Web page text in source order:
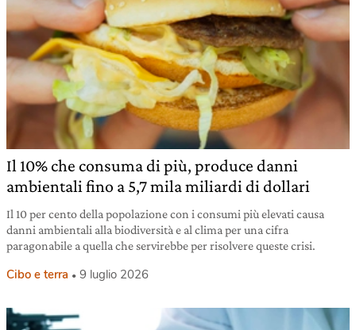
Il 10% che consuma di più, produce danni
ambientali fino a 5,7 mila miliardi di dollari
Il 10 per cento della popolazione con i consumi più elevati causa
danni ambientali alla biodiversità e al clima per una cifra
paragonabile a quella che servirebbe per risolvere queste crisi.
Cibo e terra 9 luglio 2026